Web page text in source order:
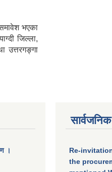
भएका
जिल्ला,
उत्तरगङ्गा
।
Re-
the